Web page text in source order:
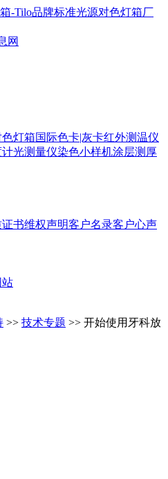
网
灯箱国际色卡|灰卡红外测温仪
计光测量仪染色小样机涂层测厚
书维权声明客户名录客户心声
站
>> 技术专题 >> 开始使用牙科放